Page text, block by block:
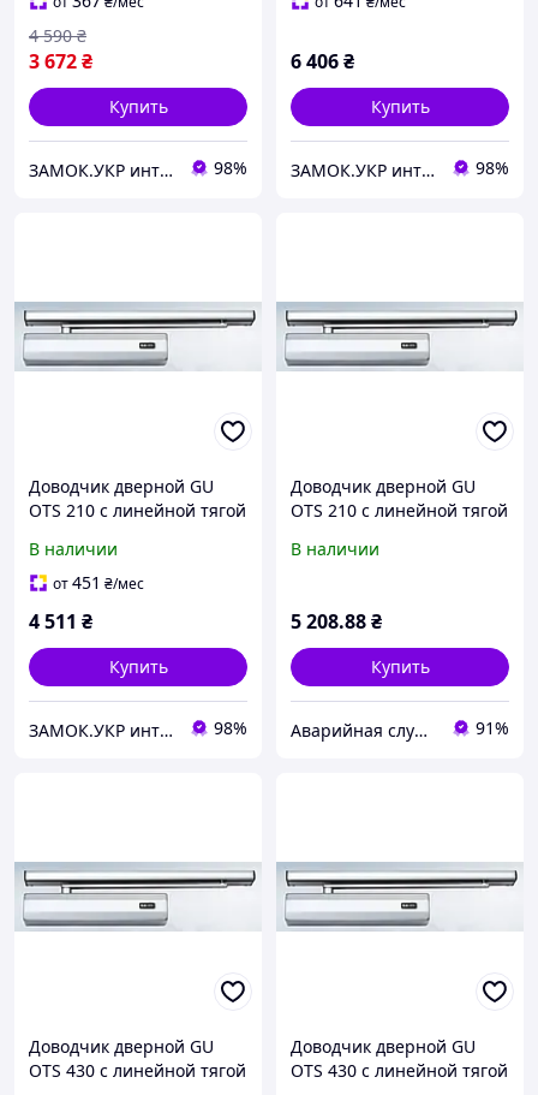
3 672₴
4 590 ₴
Купить
ЗАМОК.УКР интернет-магазин замков и фурнитуры 98%
6 406₴
Купить
ЗАМОК.УКР интернет-магазин замков и фурнитуры 98%
Доводчик дверной GU
OTS 210 с линейной тягой
В наличии
от451 ₴/мес
4 511 ₴
Купить
ЗАМОК.УКР интернет-магазин замков и фурнитуры 98%
Доводчик дверной GU
OTS 210 с линейной тягой
серебристый (Германия)
В наличии
5 208.88₴
Купить
Аварийная служба по открытию замков Днепр 91%
Доводчик дверной GU
OTS 430 с линейной тягой
Доводчик дверной GU
OTS 430 с линейной тягой